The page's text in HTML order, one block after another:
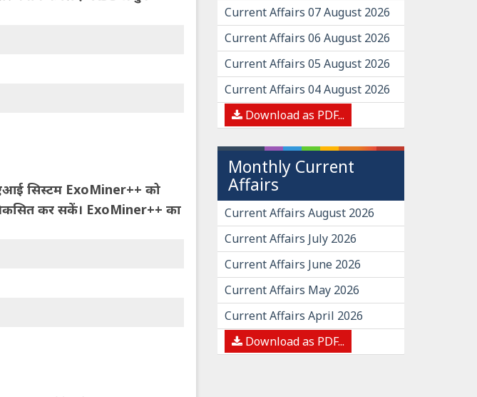
एआई सिस्टम ExoMiner++ को
कर सकें। ExoMiner++ का
Current Affairs 07 August 2026
Current Affairs 06 August 2026
Current Affairs 05 August 2026
Current Affairs 04 August 2026
Download as PDF...
Monthly Current
Affairs
Current Affairs August 2026
Current Affairs July 2026
Current Affairs June 2026
Current Affairs May 2026
Current Affairs April 2026
Download as PDF...